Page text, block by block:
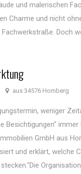
und malerischen
Charme und nicht
Doch
aus 34576 Homberg
weniger
Besichtigungen" immer
GmbH aus
und erklärt, welche